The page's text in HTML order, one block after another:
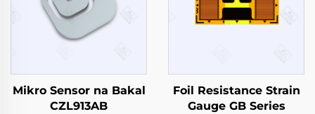
Mikro Sensor na Bakal
CZL913AB
Foil Resistance Strain
Gauge GB Series